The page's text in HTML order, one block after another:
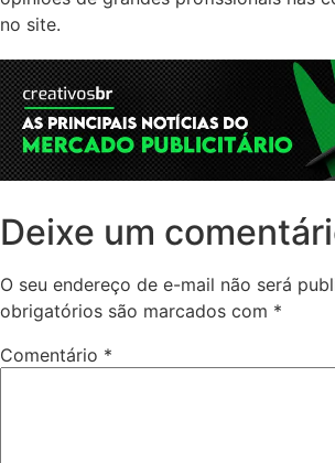
no site.
Deixe um
O seu endereço de e-mail não será
obrigatórios são marcados com *
Comentário *